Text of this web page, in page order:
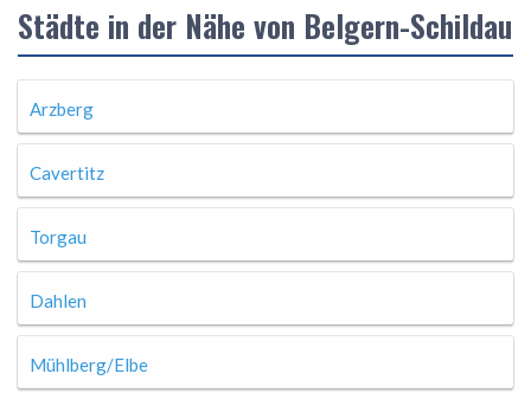
Städte in der Nähe von Belgern-Schildau
Arzberg
Cavertitz
Torgau
Dahlen
Mühlberg/Elbe